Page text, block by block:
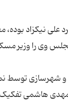
علی نیکزاد